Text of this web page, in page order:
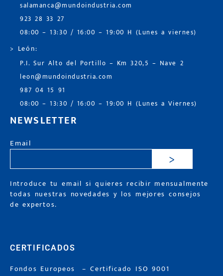
salamanca@mundoindustria.com
923 28 33 27
08:00 – 13:30 / 16:00 – 19:00 H (Lunes a viernes)
> León:
P.I. Sur Alto del Portillo – Km 320,5 – Nave 2
leon@mundoindustria.com
987 04 15 91
08:00 – 13:30 / 16:00 – 19:00 H (Lunes a Viernes)
NEWSLETTER
Email
>
Introduce tu email si quieres recibir mensualmente
todas nuestras novedades y los mejores consejos
de expertos.
CERTIFICADOS
Fondos Europeos –Certificado ISO 9001